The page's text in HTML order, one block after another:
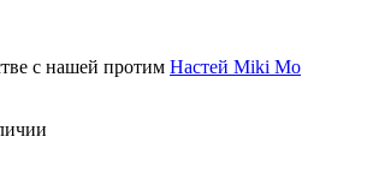
с нашей протим Настей Miki Mo